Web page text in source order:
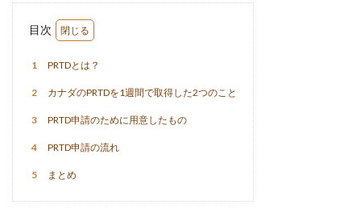
目次
1 PRTDとは？
2 カナダのPRTDを1週間で取得した2つのこと
3 PRTD申請のために用意したもの
4 PRTD申請の流れ
5 まとめ